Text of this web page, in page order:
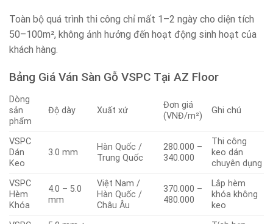
Toàn bộ quá trình thi công chỉ mất 1–2 ngày cho diện tích
50–100m², không ảnh hưởng đến hoạt động sinh hoạt của
khách hàng.
Bảng Giá Ván Sàn Gỗ VSPC Tại AZ Floor
Dòng
sản
phẩm
Độ dày Xuất xứ
Đơn giá
(VNĐ/m²)
Ghi chú
VSPC
Dán
Keo
3.0 mm
Hàn Quốc /
Trung Quốc
280.000 –
340.000
Thi công
keo dán
chuyên dụng
VSPC
Hèm
Khóa
4.0 – 5.0
mm
Việt Nam /
Hàn Quốc /
Châu Âu
370.000 –
480.000
Lắp hèm
khóa không
keo